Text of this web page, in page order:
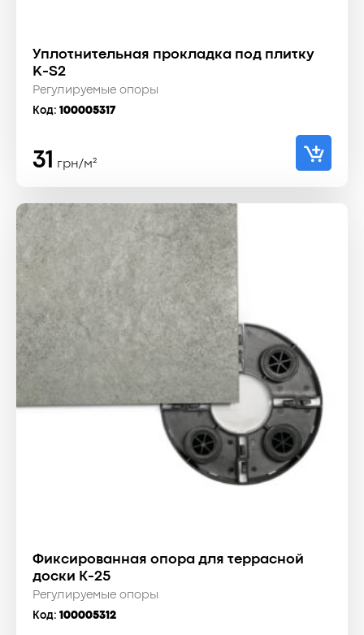
Уплотнительная прокладка под плитку
K-S2
Регулируемые опоры
Код: 100005317
31 грн/м²
Фиксированная опора для террасной
доски К-25
Регулируемые опоры
Код: 100005312